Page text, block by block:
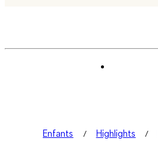
Enfants Highlights